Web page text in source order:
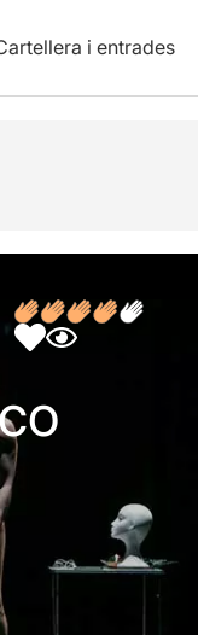
i entrades
Fotos i vídeos